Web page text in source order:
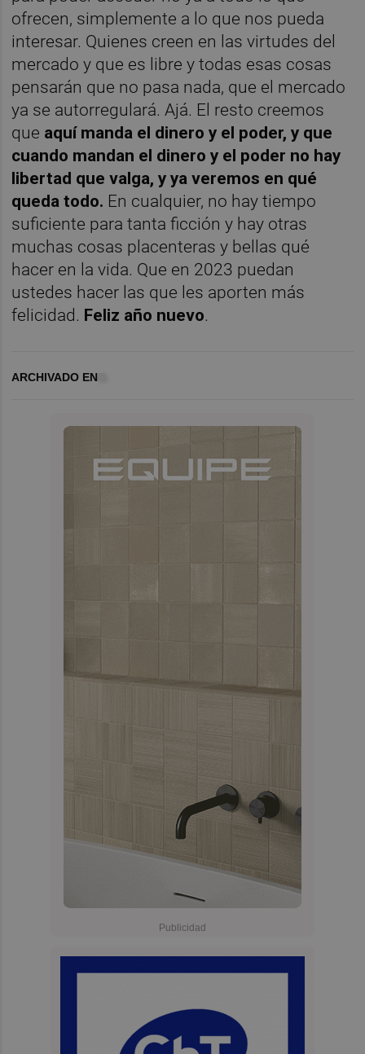
ofrecen, simplemente a lo que nos pueda
interesar. Quienes creen en las virtudes del
mercado y que es libre y todas esas cosas
pensarán que no pasa nada, que el mercado
ya se autorregulará. Ajá. El resto creemos
que aquí manda el dinero y el poder, y que
cuando mandan el dinero y el poder no hay
libertad que valga, y ya veremos en qué
queda todo. En cualquier, no hay tiempo
suficiente para tanta ficción y hay otras
muchas cosas placenteras y bellas qué
hacer en la vida. Que en 2023 puedan
ustedes hacer las que les aporten más
felicidad. Feliz año nuevo.
ARCHIVADO EN